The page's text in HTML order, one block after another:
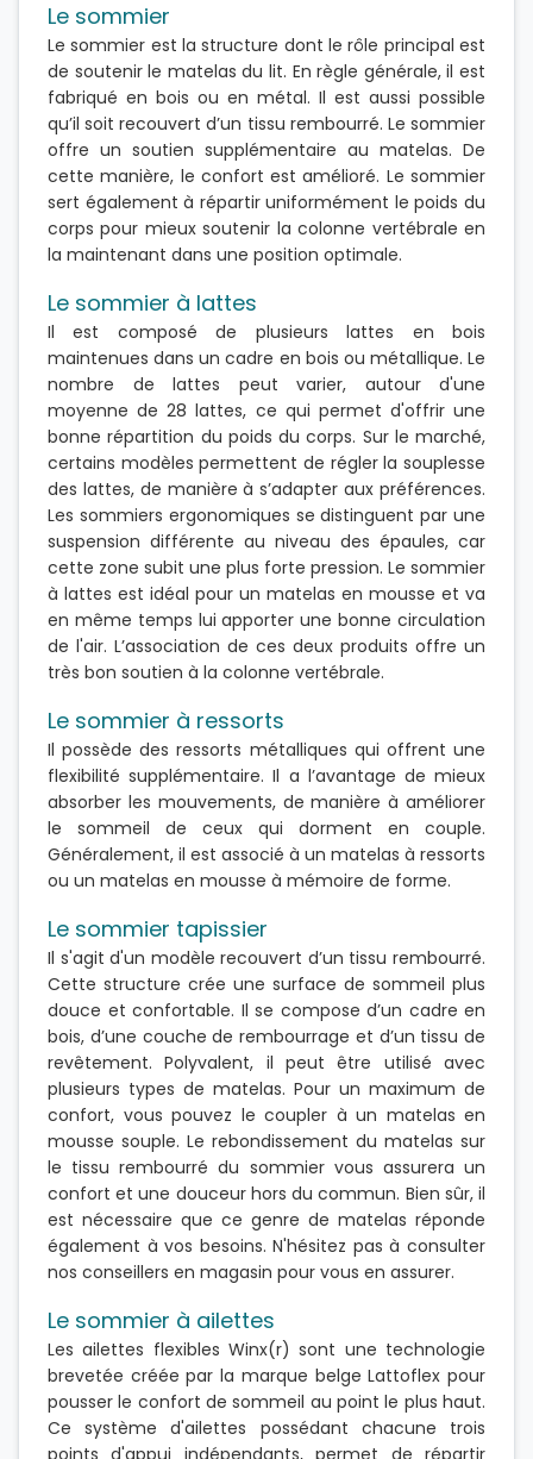
Le sommier
Le sommier est la structure dont le rôle principal est
de soutenir le matelas du lit. En règle générale, il est
fabriqué en bois ou en métal. Il est aussi possible
qu’il soit recouvert d’un tissu rembourré. Le sommier
offre un soutien supplémentaire au matelas. De
cette manière, le confort est amélioré. Le sommier
sert également à répartir uniformément le poids du
corps pour mieux soutenir la colonne vertébrale en
la maintenant dans une position optimale.
Le sommier à lattes
Il est composé de plusieurs lattes en bois
maintenues dans un cadre en bois ou métallique. Le
nombre de lattes peut varier, autour d'une
moyenne de 28 lattes, ce qui permet d'offrir une
bonne répartition du poids du corps. Sur le marché,
certains modèles permettent de régler la souplesse
des lattes, de manière à s’adapter aux préférences.
Les sommiers ergonomiques se distinguent par une
suspension différente au niveau des épaules, car
cette zone subit une plus forte pression. Le sommier
à lattes est idéal pour un matelas en mousse et va
en même temps lui apporter une bonne circulation
de l'air. L’association de ces deux produits offre un
très bon soutien à la colonne vertébrale.
Le sommier à ressorts
Il possède des ressorts métalliques qui offrent une
flexibilité supplémentaire. Il a l’avantage de mieux
absorber les mouvements, de manière à améliorer
le sommeil de ceux qui dorment en couple.
Généralement, il est associé à un matelas à ressorts
ou un matelas en mousse à mémoire de forme.
Le sommier tapissier
Il s'agit d'un modèle recouvert d’un tissu rembourré.
Cette structure crée une surface de sommeil plus
douce et confortable. Il se compose d’un cadre en
bois, d’une couche de rembourrage et d’un tissu de
revêtement. Polyvalent, il peut être utilisé avec
plusieurs types de matelas. Pour un maximum de
confort, vous pouvez le coupler à un matelas en
mousse souple. Le rebondissement du matelas sur
le tissu rembourré du sommier vous assurera un
confort et une douceur hors du commun. Bien sûr, il
est nécessaire que ce genre de matelas réponde
également à vos besoins. N'hésitez pas à consulter
nos conseillers en magasin pour vous en assurer.
Le sommier à ailettes
Les ailettes flexibles Winx(r) sont une technologie
brevetée créée par la marque belge Lattoflex pour
pousser le confort de sommeil au point le plus haut.
Ce système d'ailettes possédant chacune trois